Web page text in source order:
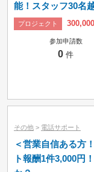
能！スタッフ30名
プロジェクト
参加申請数
0 件
その他 > 電話サポート
＜営業自信ある方
ト報酬1件3,000円